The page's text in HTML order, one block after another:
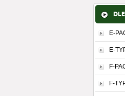
E-
E-
F-
F-